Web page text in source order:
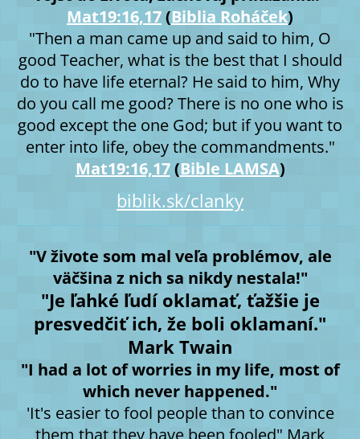
Mat19:16,17(Biblia Roháček)
"Then a man came up and said to him, O
good Teacher, what is the best that I should
do to have life eternal? He said to him, Why
do you call me good? There is no one who is
good except the one God; but if you want to
enter into life, obey the commandments."
Mat19:16,17(Bible LAMSA)
biblik.sk/clanky
"V živote som mal veľa problémov, ale
väčšina z nich sa nikdy nestala!"
"Je ľahké ľudí oklamať, ťažšie je
presvedčiť ich, že boli oklamaní."
Mark Twain
"I had a lot of worries in my life, most of
which never happened."
'It's easier to fool people than to convince
them that they have been fooled" Mark